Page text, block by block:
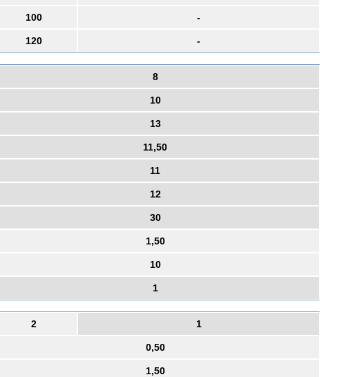
100 -
120 -
8
10
13
11,50
11
12
30
1,50
10
1
2 1
0,50
1,50